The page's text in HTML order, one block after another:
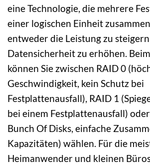
eine Technologie, die mehrere
einer logischen Einheit
entweder die Leistung zu
Datensicherheit zu erhöhen.
können Sie zwischen RAID 0
Geschwindigkeit, kein Schutz bei
Festplattenausfall), RAID 1
bei einem Festplattenausfall)
Bunch Of Disks, einfache
Kapazitäten) wählen. Für die
Heimanwender und kleinen